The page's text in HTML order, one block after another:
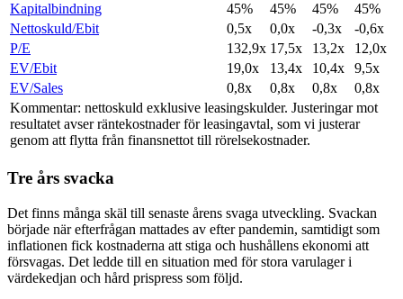
Kapitalbindning
45% 45% 45%
45%
Nettoskuld/Ebit
0,5x 0,0x -0,3x
-0,6x
P/E
132,9x 17,5x 13,2x
12,0x
EV/Ebit
19,0x 13,4x 10,4x
9,5x
EV/Sales
0,8x 0,8x 0,8x
0,8x
Kommentar: nettoskuld exklusive leasingskulder. Justeringar mot
resultatet avser räntekostnader för leasingavtal, som vi justerar
genom att flytta från finansnettot till rörelsekostnader.
Tre års svacka
Det finns många skäl till senaste årens svaga utveckling. Svackan
började när efterfrågan mattades av efter pandemin, samtidigt som
inflationen fick kostnaderna att stiga och hushållens ekonomi att
försvagas. Det ledde till en situation med för stora varulager i
värdekedjan och hård prispress som följd.